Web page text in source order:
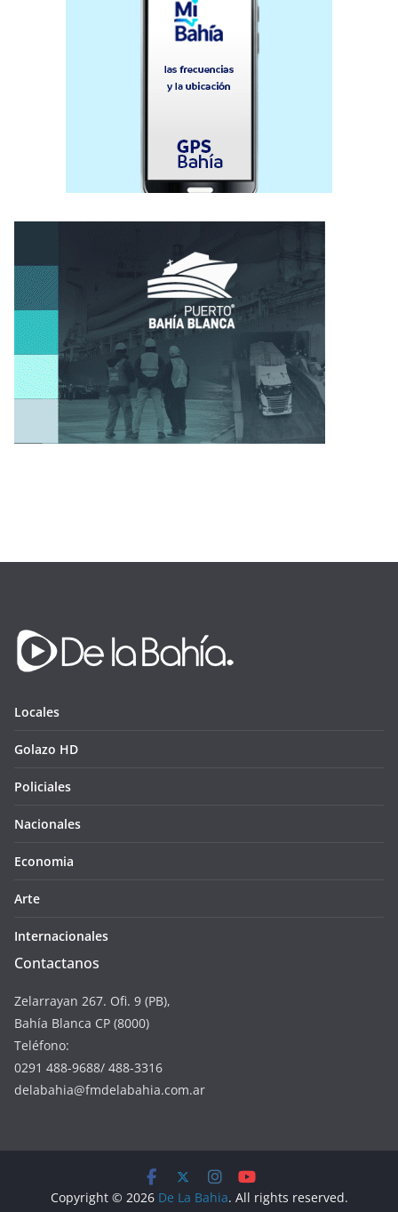
Locales
Golazo HD
Policiales
Nacionales
Economia
Arte
Internacionales
Contactanos
Zelarrayan 267. Ofi. 9 (PB),
Bahía Blanca CP (8000)
Teléfono:
0291 488-9688/ 488-3316
delabahia@fmdelabahia.com.ar
Copyright © 2026 De La Bahia. All rights reserved.